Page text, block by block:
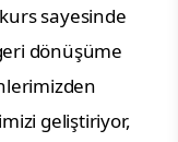
sayesinde
dönüşüme
geliştiriyor,